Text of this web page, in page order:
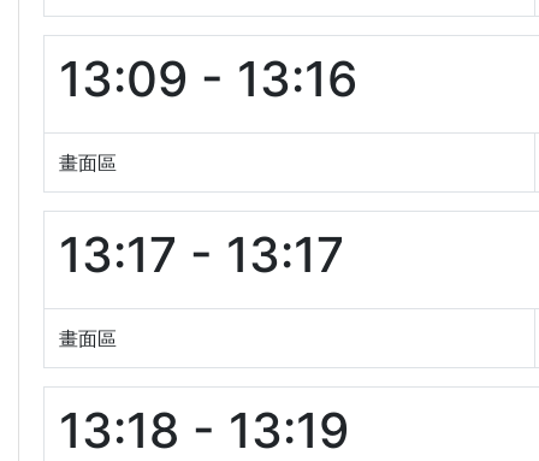
13:09 - 13:16
畫面區
13:17 - 13:17
畫面區
13:18 - 13:19